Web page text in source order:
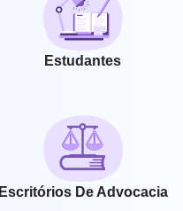
Estudantes
Escritórios De Advocacia